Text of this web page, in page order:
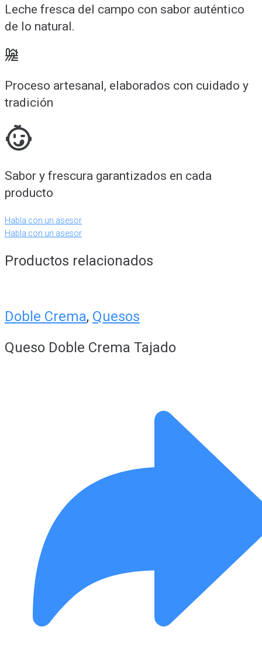
Leche fresca del campo con sabor auténtico
de lo natural.
Proceso artesanal, elaborados con cuidado y
tradición
Sabor y frescura garantizados en cada
producto
Habla con un asesor
Habla con un asesor
Productos relacionados
Doble Crema, Quesos
Queso Doble Crema Tajado